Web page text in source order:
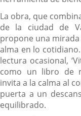
La obra, que
de la ciudad de
propone una
alma en lo
lectura ocasional,
como un libro de
invita a la calma al
puerta a un
equilibrado.